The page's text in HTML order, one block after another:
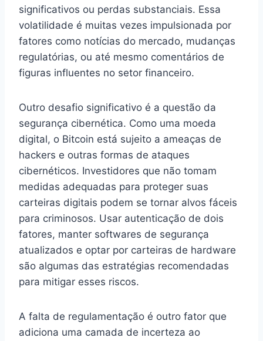
significativos ou perdas substanciais. Essa
volatilidade é muitas vezes impulsionada por
fatores como notícias do mercado, mudanças
regulatórias, ou até mesmo comentários de
figuras influentes no setor financeiro.
Outro desafio significativo é a questão da
segurança cibernética. Como uma moeda
digital, o Bitcoin está sujeito a ameaças de
hackers e outras formas de ataques
cibernéticos. Investidores que não tomam
medidas adequadas para proteger suas
carteiras digitais podem se tornar alvos fáceis
para criminosos. Usar autenticação de dois
fatores, manter softwares de segurança
atualizados e optar por carteiras de hardware
são algumas das estratégias recomendadas
para mitigar esses riscos.
A falta de regulamentação é outro fator que
adiciona uma camada de incerteza ao